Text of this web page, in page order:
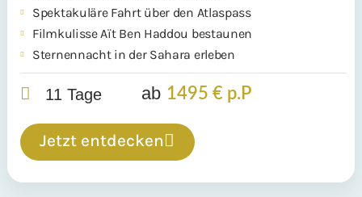
Spektakuläre Fahrt über den Atlaspass
Filmkulisse Aït Ben Haddou bestaunen
Sternennacht in der Sahara erleben
11 Tage ab 1495 € p.P
Jetzt entdecken